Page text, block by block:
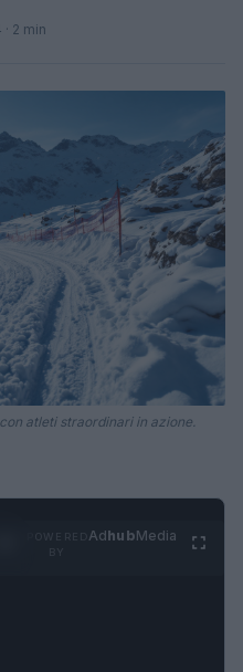
· 2 min
atleti straordinari in azione.
AdhubMedia